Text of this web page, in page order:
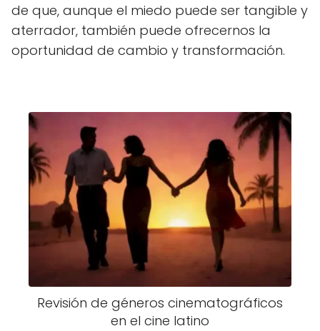
de que, aunque el miedo puede ser tangible y
aterrador, también puede ofrecernos la
oportunidad de cambio y transformación.
Revisión de géneros cinematográficos
en el cine latino